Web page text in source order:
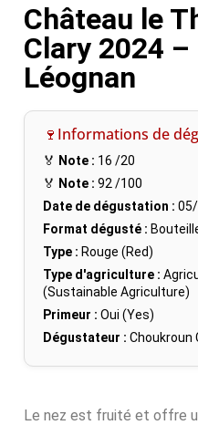
Château le
Clary 2024
Léognan
🍷Informations de
🏅 Note : 16 /20
🏅 Note : 92 /100
Date de dégustation :
Format dégusté :
Type : Rouge (Red)
Type d'agriculture :
(Sustainable Agriculture)
Primeur : Oui (Yes)
Dégustateur : Choukroun
Le nez est fruité et offre